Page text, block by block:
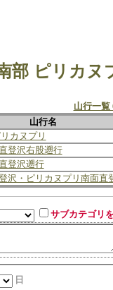
部 ピリカ
山行一覧
山行名
カヌプリ
登沢右股遡行
登沢遡行
沢・ピリカヌプリ南面直
サブカテゴリ
日